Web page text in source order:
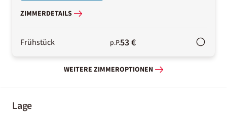
ZIMMERDETAILS
Frühstück p.P.53 €
WEITERE ZIMMEROPTIONEN
Lage